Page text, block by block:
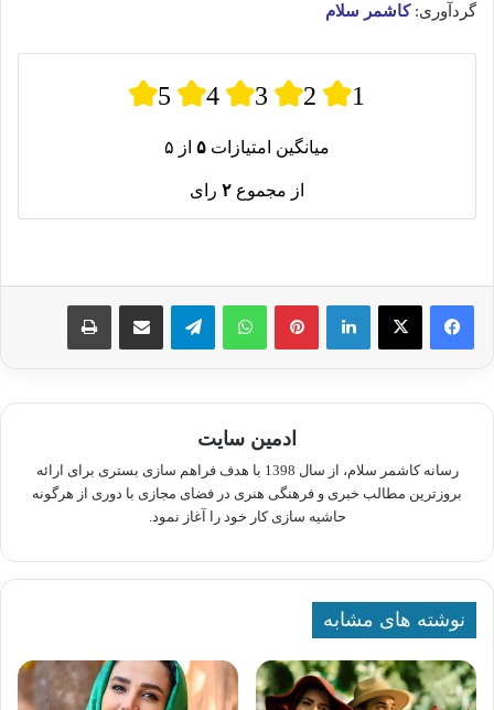
گردآوری:کاشمر سلام
5 4 3 2 1
میانگین امتیازات ۵ از ۵
از مجموع ۲ رای
لینکدین پینترستواتس آپ تلگرام اشتراک گذاری از طریق ایمیل چاپ
ادمین سایت
رسانه کاشمر سلام، از سال 1398 با هدف فراهم سازی بستری برای ارائه
بروزترین مطالب خبری و فرهنگی هنری در فضای مجازی با دوری از هرگونه
حاشیه سازی کار خود را آغاز نمود.
نوشته های مشابه